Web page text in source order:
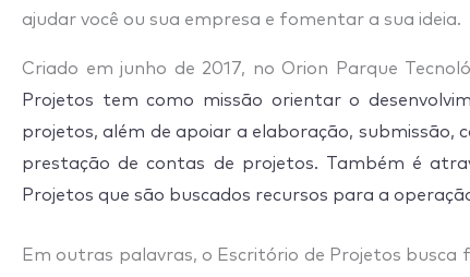
ajudar você ou sua empresa e fomentar a sua ideia.
Criado em junho de 2017, no Orion Parque
Projetos tem como missão orientar o
projetos, além de apoiar a elaboração, submissão,
prestação de contas de projetos. Também é
Projetos que são buscados recursos para a
Em outras palavras, o Escritório de Projetos busca